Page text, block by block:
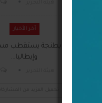
آخر الأخبار
ملتقى الأعمال بطنجة يستقطب
وإيطاليا…